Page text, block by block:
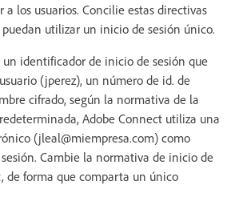
los usuarios. Concilie estas directivas
utilizar un inicio de sesión único.
identificador de inicio de sesión que
(jperez), un número de id. de
cifrado, según la normativa de la
Adobe Connect utiliza una
(jleal@miempresa.com) como
Cambie la normativa de inicio de
de forma que comparta un único